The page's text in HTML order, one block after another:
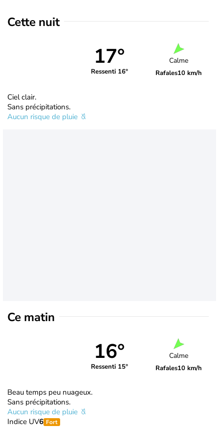
Cette nuit
17°
Ressenti 16°
Calme
Rafales10 km/h
Ciel clair.
Sans précipitations.
Aucun risque de pluie
Ce matin
16°
Ressenti 15°
Calme
Rafales10 km/h
Beau temps peu nuageux.
Sans précipitations.
Aucun risque de pluie
Indice UV6 Fort